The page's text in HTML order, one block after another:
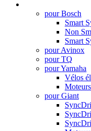
pour Bosch
Smart
Non
Smart
pour Avinox
pour TQ
pour Yamaha
Vélos
pour Giant